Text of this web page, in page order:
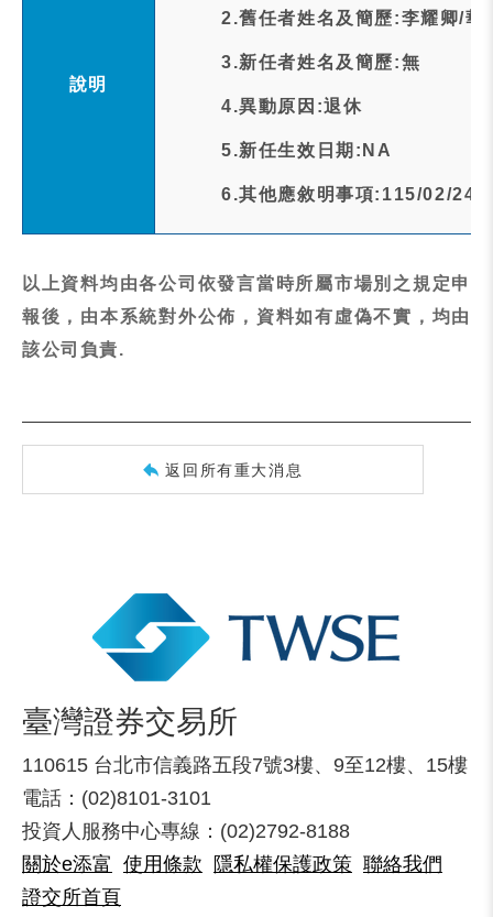
說明
2.舊任者姓名及簡歷:李耀卿/華
3.新任者姓名及簡歷:無
4.異動原因:退休
5.新任生效日期:NA
6.其他應敘明事項:115/02/24
以上資料均由各公司依發言當時所屬市場別之規定申
報後，由本系統對外公佈，資料如有虛偽不實，均由
該公司負責.
返回所有重大消息
臺灣證券交易所
110615 台北市信義路五段7號3樓、9至12樓、15樓
電話：(02)8101-3101
投資人服務中心專線：(02)2792-8188
關於e添富 使用條款 隱私權保護政策 聯絡我們
證交所首頁